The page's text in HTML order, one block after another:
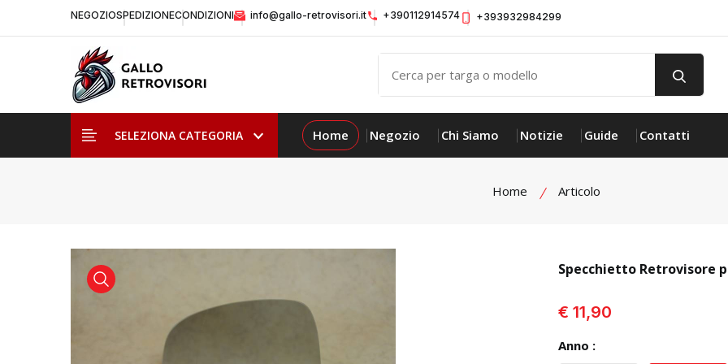
NEGOZIOSPEDIZIONECONDIZIONI info@gallo-retrovisori.it +390112914574 +393932984299
SELEZIONA CATEGORIA Home Negozio Chi Siamo Notizie Guide Contatti
Home Articolo
visualizza prodotto
Specchietto Retrovisore
€ 11,90
Anno :